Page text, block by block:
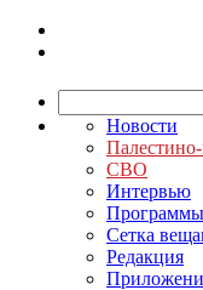
Новости
СВО
Интервью
Сетка
Редакция